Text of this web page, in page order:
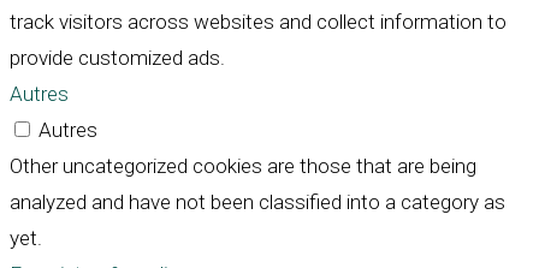
track visitors across websites and collect information to
provide customized ads.
Autres
Autres
Other uncategorized cookies are those that are being
analyzed and have not been classified into a category as
yet.